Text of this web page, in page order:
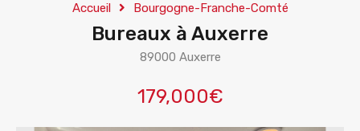
Accueil Bourgogne-Franche-Comté
Bureaux à Auxerre
89000 Auxerre
179,000€